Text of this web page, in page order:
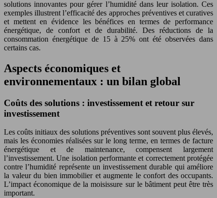
solutions innovantes pour gérer l’humidité dans leur isolation. Ces
exemples illustrent l’efficacité des approches préventives et curatives
et mettent en évidence les bénéfices en termes de performance
énergétique, de confort et de durabilité. Des réductions de la
consommation énergétique de 15 à 25% ont été observées dans
certains cas.
Aspects économiques et
environnementaux : un bilan global
Coûts des solutions : investissement et retour sur
investissement
Les coûts initiaux des solutions préventives sont souvent plus élevés,
mais les économies réalisées sur le long terme, en termes de facture
énergétique et de maintenance, compensent largement
l’investissement. Une isolation performante et correctement protégée
contre l’humidité représente un investissement durable qui améliore
la valeur du bien immobilier et augmente le confort des occupants.
L’impact économique de la moisissure sur le bâtiment peut être très
important.